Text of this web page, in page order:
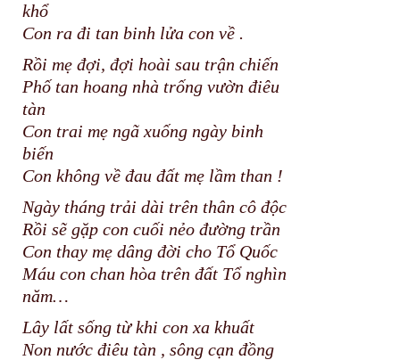
khổ
Con ra đi tan binh lửa con về .
Rồi mẹ đợi, đợi hoài sau trận chiến
Phố tan hoang nhà trống vườn điêu
tàn
Con trai mẹ ngã xuống ngày binh
biến
Con không về đau đất mẹ lầm than !
Ngày tháng trải dài trên thân cô độc
Rồi sẽ gặp con cuối nẻo đường trần
Con thay mẹ dâng đời cho Tổ Quốc
Máu con chan hòa trên đất Tổ nghìn
năm…
Lây lất sống từ khi con xa khuất
Non nước điêu tàn , sông cạn đồng